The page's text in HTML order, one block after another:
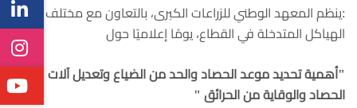
:ينظم المعهد الوطني للزراعات الكبرى، بالتعاون مع مختلف
الهياكل المتدخلة في القطاع، يومًا إعلاميًا حول
"أهمية تحديد موعد الحصاد والحد من الضياع وتعديل آلات
الحصاد والوقاية من الحرائق "